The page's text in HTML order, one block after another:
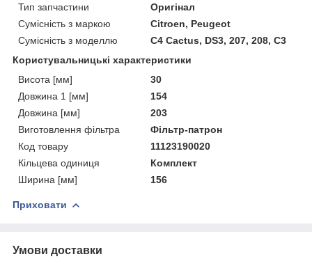
Тип запчастини
Оригінал
Сумісність з маркою
Citroen, Peugeot
Сумісність з моделлю
C4 Cactus, DS3, 207, 208, C3
Користувальницькі характеристики
Висота [мм]
30
Довжина 1 [мм]
154
Довжина [мм]
203
Виготовлення фільтра
Фільтр-патрон
Код товару
11123190020
Кільцева одиниця
Комплект
Ширина [мм]
156
Приховати
Умови доставки